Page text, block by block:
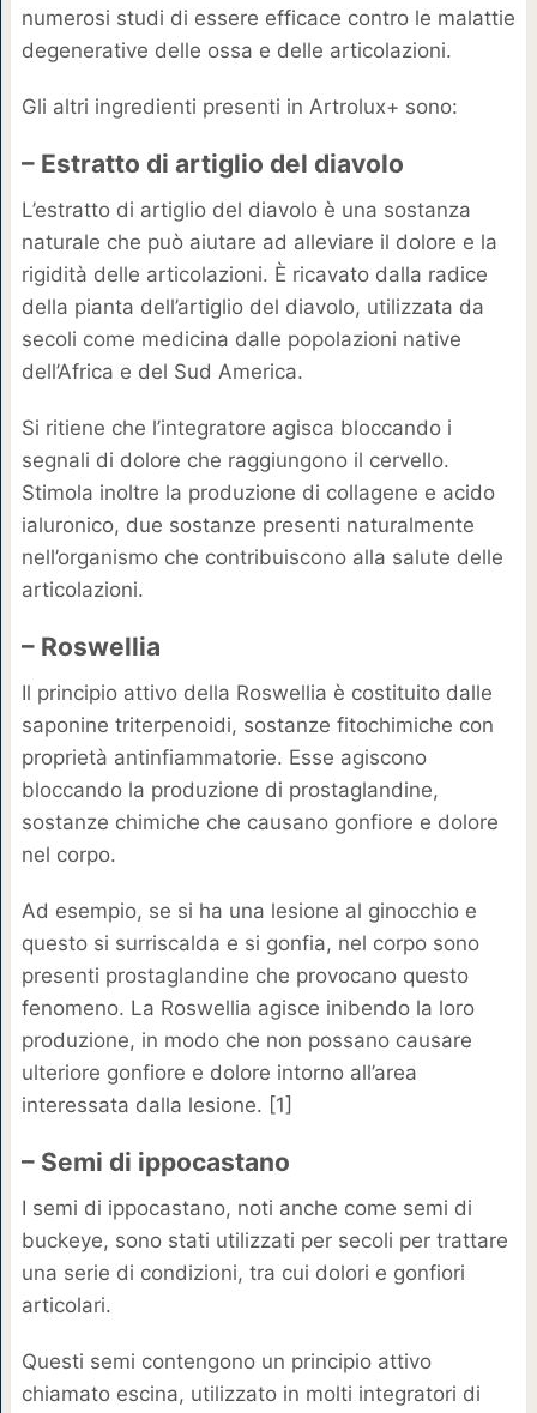
numerosi studi di essere efficace contro le malattie
degenerative delle ossa e delle articolazioni.
Gli altri ingredienti presenti in Artrolux+ sono:
– Estratto di artiglio del diavolo
L’estratto di artiglio del diavolo è una sostanza
naturale che può aiutare ad alleviare il dolore e la
rigidità delle articolazioni. È ricavato dalla radice
della pianta dell’artiglio del diavolo, utilizzata da
secoli come medicina dalle popolazioni native
dell’Africa e del Sud America.
Si ritiene che l’integratore agisca bloccando i
segnali di dolore che raggiungono il cervello.
Stimola inoltre la produzione di collagene e acido
ialuronico, due sostanze presenti naturalmente
nell’organismo che contribuiscono alla salute delle
articolazioni.
– Roswellia
Il principio attivo della Roswellia è costituito dalle
saponine triterpenoidi, sostanze fitochimiche con
proprietà antinfiammatorie. Esse agiscono
bloccando la produzione di prostaglandine,
sostanze chimiche che causano gonfiore e dolore
nel corpo.
Ad esempio, se si ha una lesione al ginocchio e
questo si surriscalda e si gonfia, nel corpo sono
presenti prostaglandine che provocano questo
fenomeno. La Roswellia agisce inibendo la loro
produzione, in modo che non possano causare
ulteriore gonfiore e dolore intorno all’area
interessata dalla lesione. [1]
– Semi di ippocastano
I semi di ippocastano, noti anche come semi di
buckeye, sono stati utilizzati per secoli per trattare
una serie di condizioni, tra cui dolori e gonfiori
articolari.
Questi semi contengono un principio attivo
chiamato escina, utilizzato in molti integratori di